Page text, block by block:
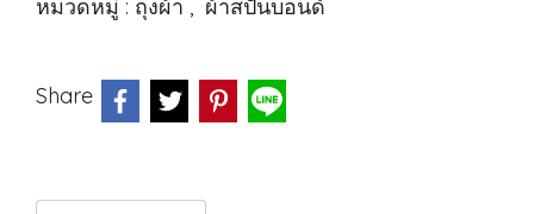
หมวดหมู่ : ถุงผ้า , ผ้าสปันบอนด์
Share